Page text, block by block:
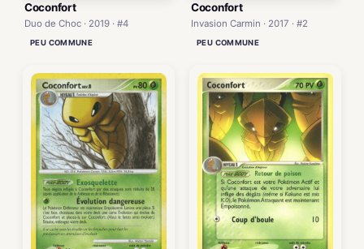
Coconfort
Duo de Choc · 2019 · #4
PEU COMMUNE
Coconfort
Invasion Carmin · 2017 · #2
PEU COMMUNE